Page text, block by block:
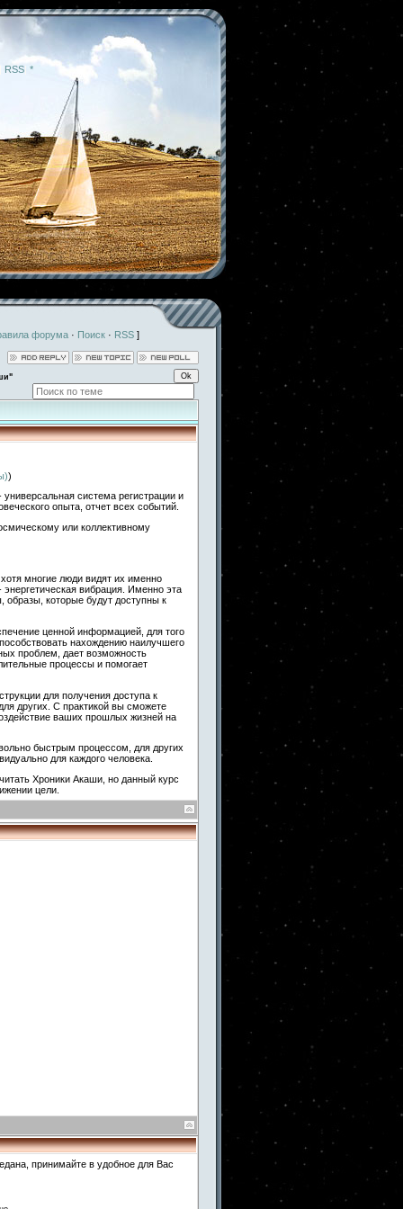
RSS *
форума · Поиск · RSS ]
)
система регистрации и
опыта, отчет всех событий.
или коллективному
многие люди видят их именно
вибрация. Именно эта
которые будут доступны к
ценной информацией, для того
нахождению наилучшего
проблем, дает возможность
процессы и помогает
для получения доступа к
других. С практикой вы сможете
ваших прошлых жизней на
быстрым процессом, для других
для каждого человека.
Хроники Акаши, но данный курс
цели.
принимайте в удобное для Вас